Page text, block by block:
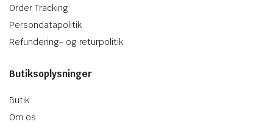
Order Tracking
Persondatapolitik
Refundering- og returpolitik
Butiksoplysninger
Butik
Om os